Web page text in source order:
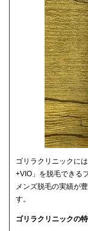
ゴリラクリニックに
+VIO」を脱毛できる
メンズ脱毛の実績が
す。
ゴリラクリニックの